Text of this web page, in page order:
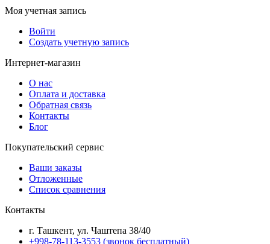
Моя учетная запись
Войти
Создать учетную запись
Интернет-магазин
О нас
Оплата и доставка
Обратная связь
Контакты
Блог
Покупательский сервис
Ваши заказы
Отложенные
Список сравнения
Контакты
г. Ташкент, ул. Чаштепа 38/40
+998-78-113-3553 (звонок бесплатный)